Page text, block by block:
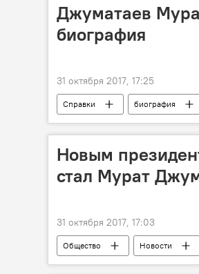
Джуматаев
биография
31 октября 2017, 17:25
Справки биография
Новым
стал Мурат
31 октября 2017, 17:03
Общество Новости
выборы